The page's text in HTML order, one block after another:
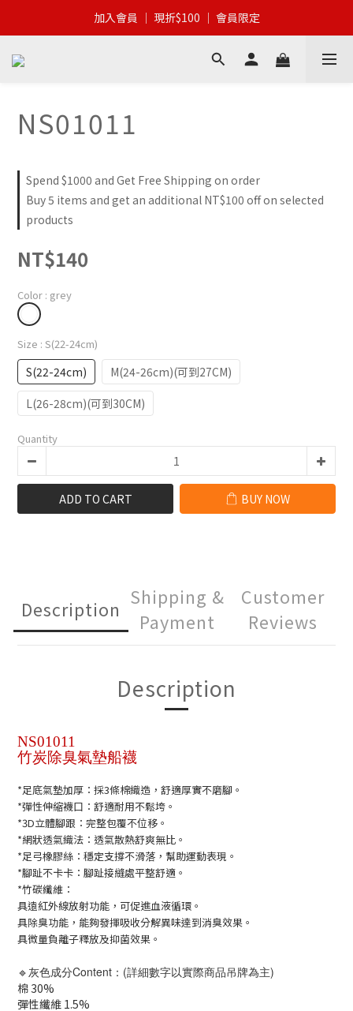
加入會員 │ 全館滿$399 │ 超商免運
加入會員 │ 現折$100 │ 會員限定
加入會員 │ 全館滿$399 │ 超商免運
NS01011
Spend $1000 and Get Free Shipping on order
Buy 5 items and get an additional NT$100 off on selected
products
NT$140
Color : grey
Size : S(22-24cm)
S(22-24cm)
M(24-26cm)(可到27CM)
L(26-28cm)(可到30CM)
Quantity
ADD TO CART BUY NOW
Description
Shipping &
Payment
Customer
Reviews
Description
NS01011
竹炭除臭氣墊船襪
*足底氣墊加厚：採3條棉織造，舒適厚實不磨腳。
*彈性伸縮襪口：舒適耐用不鬆垮。
*3D立體腳跟：完整包覆不位移。
*網狀透氣織法：透氣散熱舒爽無比。
*足弓橡膠絲：穩定支撐不滑落，幫助運動表現。
*腳趾不卡卡：腳趾接縫處平整舒適。
*竹碳纖維：
具遠紅外線放射功能，可促進血液循環。
具除臭功能，能夠發揮吸收分解異味達到消臭效果。
具微量負離子釋放及抑菌效果。
🔹灰色成分Content：(詳細數字以實際商品吊牌為主)
棉 30%
彈性纖維 1.5%